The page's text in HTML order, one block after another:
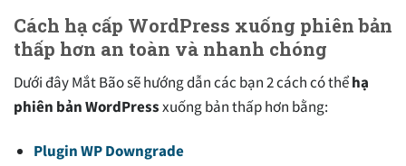
Cách hạ cấp WordPress xuống phiên bản
thấp hơn an toàn và nhanh chóng
Dưới đây Mắt Bão sẽ hướng dẫn các bạn 2 cách có thểhạ
phiên bản WordPressxuống bản thấp hơn bằng:
Plugin WP Downgrade